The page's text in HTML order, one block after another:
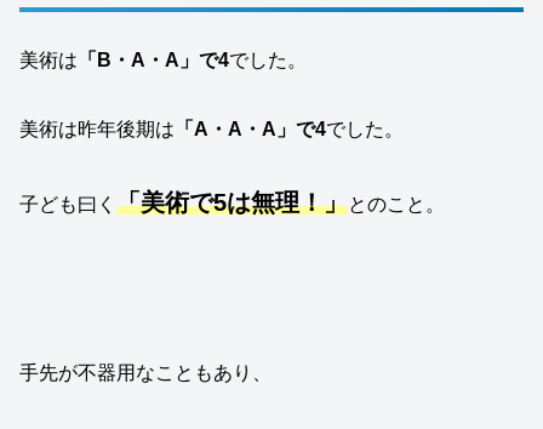
美術は 「B・A・A」で4でした。
美術は昨年後期は 「A・A・A」で4でした。
子ども曰く 「美術で5は無理！」とのこと。
手先が不器用なこともあり、